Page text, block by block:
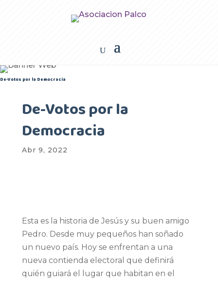
De-Votos por la Democracia
De-Votos por la
Democracia
Abr 9, 2022
Esta es la historia de Jesús y su buen amigo
Pedro. Desde muy pequeños han soñado
un nuevo país. Hoy se enfrentan a una
nueva contienda electoral que definirá
quién guiará el lugar que habitan en el